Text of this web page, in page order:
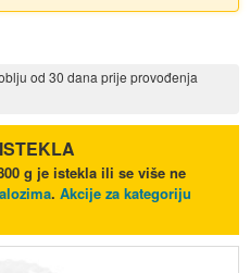
od 30 dana prije provođenja
g je istekla ili se više ne
. Akcije za kategoriju